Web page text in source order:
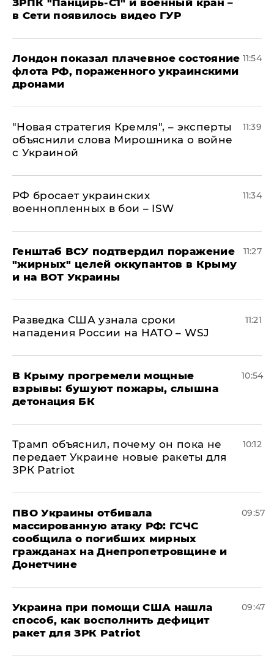
ЗРПК "Панцирь-С1" и военный кран –
в Сети появилось видео ГУР
Лондон показал плачевное состояние
флота РФ, пораженного украинскими
дронами
11:54
"Новая стратегия Кремля", – эксперты
объяснили слова Мирошника о войне
с Украиной
11:39
РФ бросает украинских
военнопленных в бои – ISW
11:34
Генштаб ВСУ подтвердил поражение
"жирных" целей оккупантов в Крыму
и на ВОТ Украины
11:27
Разведка США узнала сроки
нападения России на НАТО – WSJ
11:21
В Крыму прогремели мощные
взрывы: бушуют пожары, слышна
детонация БК
10:54
Трамп объяснил, почему он пока не
передает Украине новые ракеты для
ЗРК Patriot
10:12
ПВО Украины отбивала
массированную атаку РФ: ГСЧС
сообщила о погибших мирных
гражданах на Днепропетровщине и
Донетчине
09:57
Украина при помощи США нашла
способ, как восполнить дефицит
ракет для ЗРК Patriot
09:47